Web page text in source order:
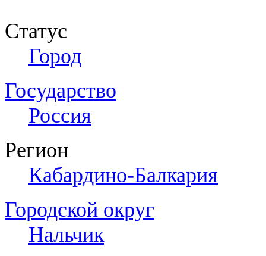
Статус
Город
Государство
Россия
Регион
Кабардино-Балкария
Городской округ
Нальчик